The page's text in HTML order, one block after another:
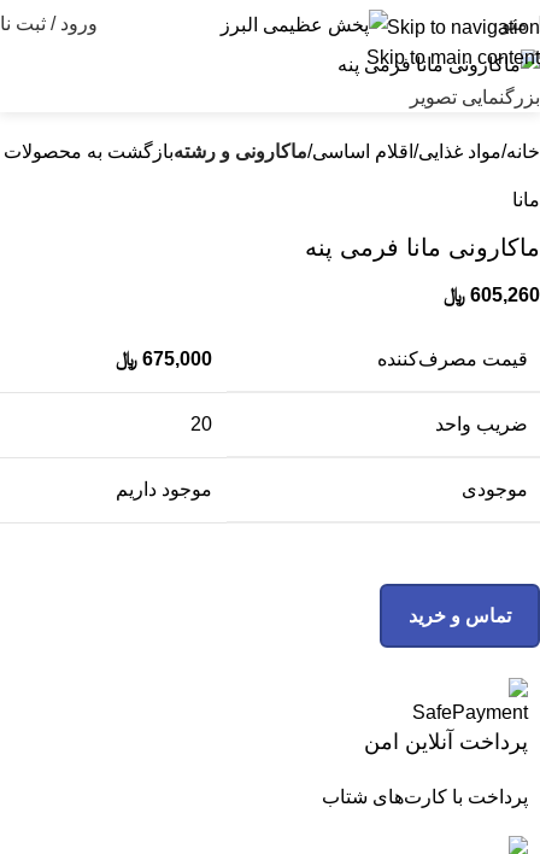
Skip to navigation
Skip to main content
منو ورود / ثبت
بزرگنمایی تصویر
خانه مواد غذایی اقلام اساسی ماکارونی و رشتهبازگشت به محصولات
مانا
ماکارونی مانا فرمی پنه
605,260 ﷼
قیمت مصرف‌کننده 675,000 ﷼
ضریب واحد 20
موجودی موجود داریم
تماس و خرید
پرداخت آنلاین امن
پرداخت با کارت‌های شتاب